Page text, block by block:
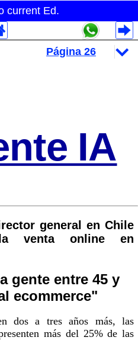
current Ed.
IA
general en Chile
venta online en
gente entre 45 y
ecommerce"
dos a tres años más, las
más del 25% de las